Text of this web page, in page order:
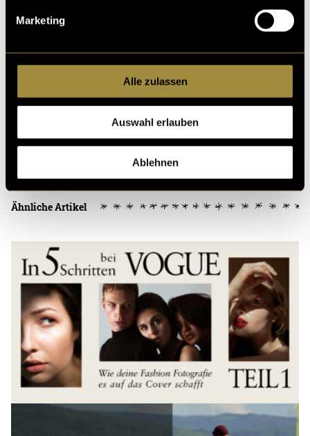
Marketing
Alle zulassen
Auswahl erlauben
Ablehnen
(stm)
Ähnliche Artikel